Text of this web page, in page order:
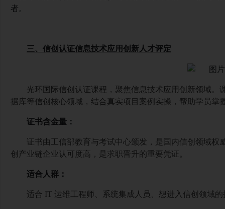
者。
三、信创认证信息技术应用创新人才评定
光环国际信创认证课程，聚焦信息技术应用创新领域
据库等信创核心领域，结合真实项目案例实操，帮助学员掌
证书含金量：
证书由工信部教育与考试中心颁发，是国内信创领域
创产业链企业认可度高，是求职晋升的重要凭证。
适合人群：
适合 IT 运维工程师、系统集成人员、想进入信创领域